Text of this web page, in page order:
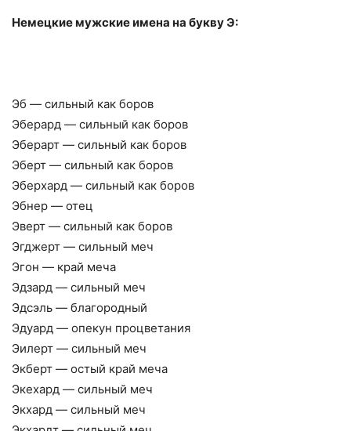
Немецкие мужские имена на букву Э:
Эб — сильный как боров
Эберард — сильный как боров
Эберарт — сильный как боров
Эберт — сильный как боров
Эберхард — сильный как боров
Эбнер — отец
Эверт — сильный как боров
Эгджерт — сильный меч
Эгон — край меча
Эдзард — сильный меч
Эдсэль — благородный
Эдуард — опекун процветания
Эилерт — сильный меч
Экберт — остый край меча
Экехард — сильный меч
Экхард — сильный меч